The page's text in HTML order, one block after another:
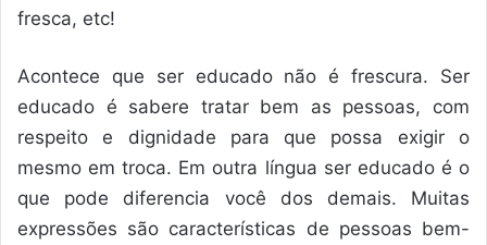
fresca, etc!
Acontece que ser educado não é frescura. Ser
educado é sabere tratar bem as pessoas, com
respeito e dignidade para que possa exigir o
mesmo em troca. Em outra língua ser educado é o
que pode diferencia você dos demais. Muitas
expressões são características de pessoas bem-